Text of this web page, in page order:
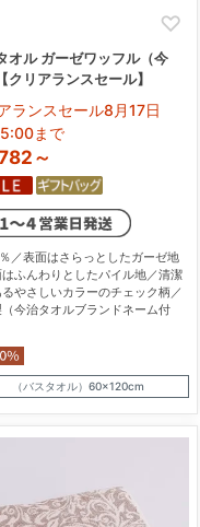
オル ガーゼワッフル（今
クリアランスセール】
ランスセール8月17日
まで
～
／表面はさらっとしたガーゼ地
はふんわりとしたパイル地／清潔
やさしいカラーのチェック柄／
（今治タオルブランドネーム付
（バスタオル）60×120cm